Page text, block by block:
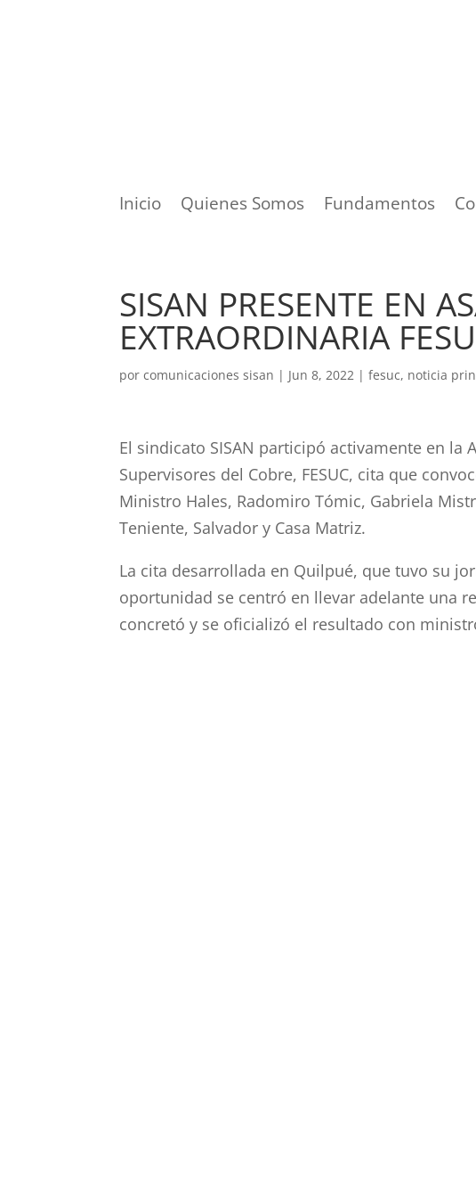
Inicio Quienes Somos Fundamentos
SISAN PRESENTE EN
EXTRAORDINARIA
porcomunicaciones sisan | Jun 8, 2022 |fesuc, noticia
El sindicato SISAN participó activamente en la
Supervisores del Cobre, FESUC, cita que
Ministro Hales, Radomiro Tómic, Gabriela
Teniente, Salvador y Casa Matriz.
La cita desarrollada en Quilpué, que tuvo su
oportunidad se centró en llevar adelante una
concretó y se oficializó el resultado con